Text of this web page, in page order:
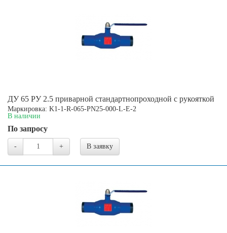
ДУ 65 РУ 2.5 приварной стандартнопроходной с рукояткой
Маркировка: K1-1-R-065-PN25-000-L-E-2
В наличии
По запросу
- + В заявку